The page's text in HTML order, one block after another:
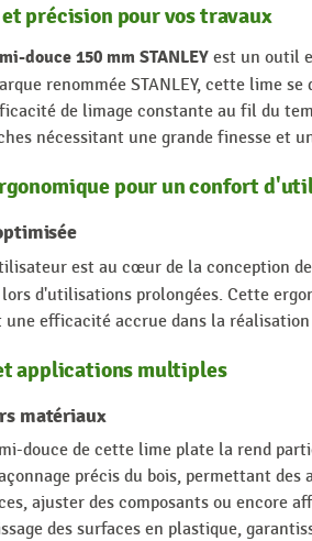
précision pour vos travaux
douce 150 mm STANLEY est un outil
renommée STANLEY, cette lime
de limage constante au fil du
nécessitant une grande finesse et
pour un confort
est au cœur de la conception
lors d'utilisations prolongées. Cette
efficacité accrue dans la réalisation
applications multiples
matériaux
douce de cette lime plate la rend
précis du bois, permettant
ajuster des composants ou encore
des surfaces en plastique,